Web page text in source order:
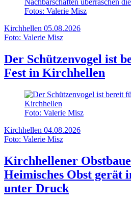
Fotos: Valerie Misz
Kirchhellen 05.08.2026
Foto: Valerie Misz
Der Schützenvogel ist
Fest in Kirchhellen
Foto: Valerie Misz
Kirchhellen 04.08.2026
Foto: Valerie Misz
Kirchhellener
Heimisches Obst gerät
unter Druck